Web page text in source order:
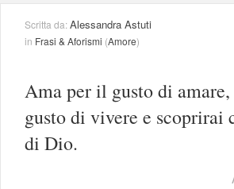
Scritta da:Alessandra Astuti
in Frasi & Aforismi (Amore)
Ama per il gusto di
gusto di vivere e scoprirai
di Dio.